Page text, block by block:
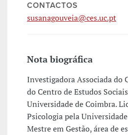
CONTACTOS
susanagouveia@ces.uc.pt
Nota biográfica
Investigadora Associada do
do Centro de Estudos
Universidade de Coimbra.
Psicologia pela
Mestre em Gestão, área de